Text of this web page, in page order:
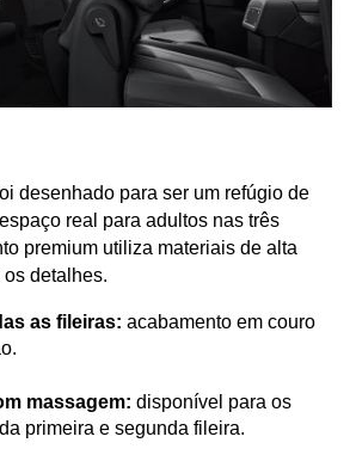
desenhado para ser um refúgio de
real para adultos nas três
premium utiliza materiais de alta
detalhes.
as fileiras: acabamento em couro
massagem: disponível para os
primeira e segunda fileira.